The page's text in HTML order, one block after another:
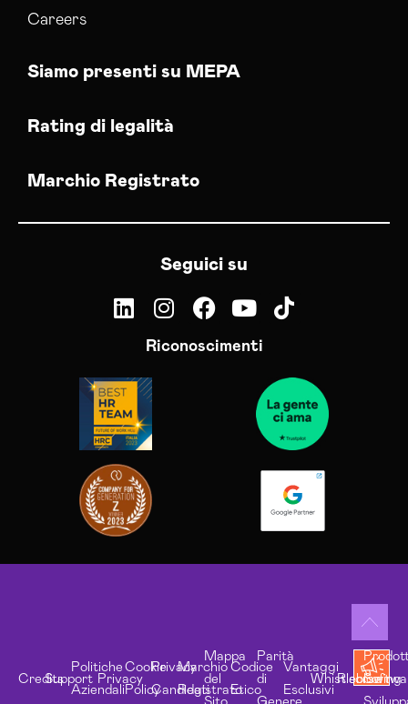
Careers
Siamo presenti su MEPA
Rating di legalità
Marchio Registrato
Seguici su
Riconoscimenti
CreditsSupport
Politiche
Aziendali
Privacy
Cookie
Policy
Privacy
Candidati
Marchio
Registrato
Mappa
del
Codice
Etico
Parità
di
Vantaggi
Esclusivi
Whistleblowing
Risorse